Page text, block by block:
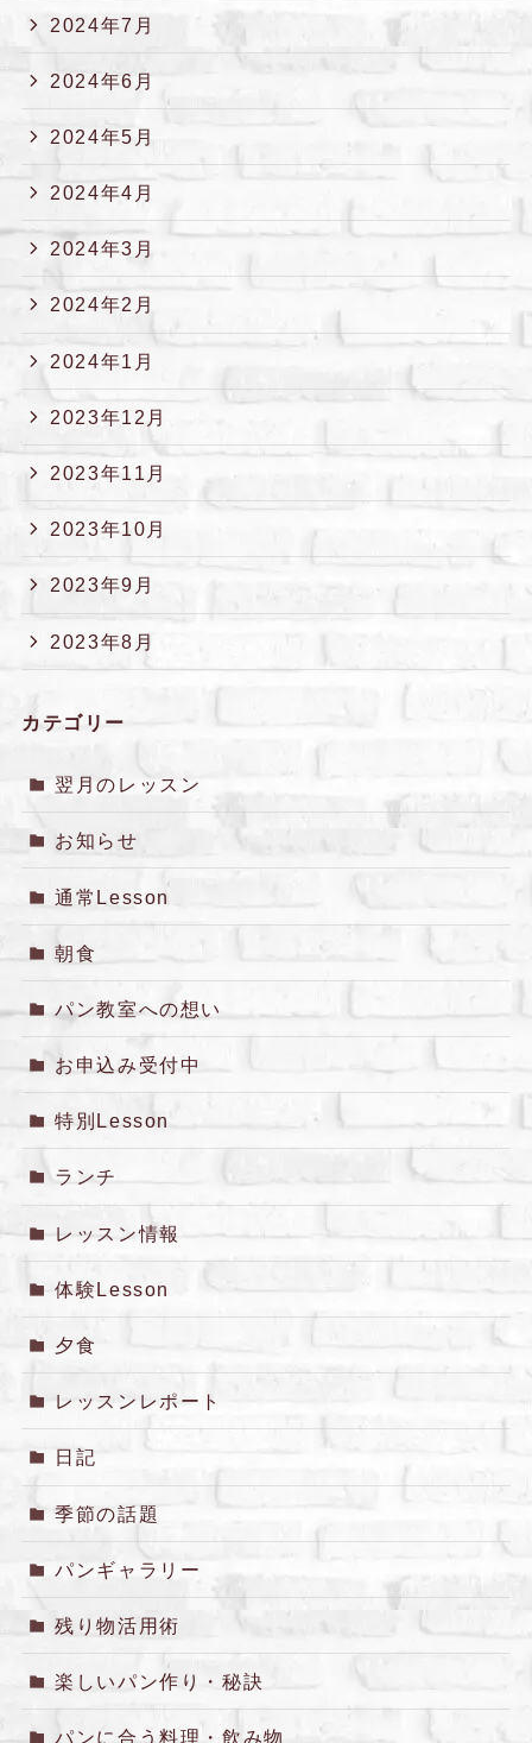
2024年7月
2024年6月
2024年5月
2024年4月
2024年3月
2024年2月
2024年1月
2023年12月
2023年11月
2023年10月
2023年9月
2023年8月
カテゴリー
翌月のレッスン
お知らせ
通常Lesson
朝食
パン教室への想い
お申込み受付中
特別Lesson
ランチ
レッスン情報
体験Lesson
夕食
レッスンレポート
日記
季節の話題
パンギャラリー
残り物活用術
楽しいパン作り・秘訣
パンに合う料理・飲み物